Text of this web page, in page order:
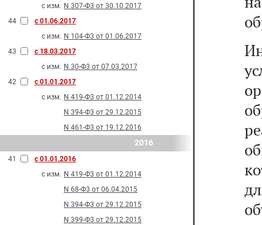
с изм. N 307-Ф3 от 30.10.2017
44
с 01.06.2017
с изм. N 104-Ф3 от 01.06.2017
43
с 18.03.2017
с изм. N 30-Ф3 от 07.03.2017
42
с 01.01.2017
с изм. N 419-Ф3 от 01.12.2014
N 394-Ф3 от 29.12.2015
N 461-Ф3 от 19.12.2016
2016
41
с 01.01.2016
с изм. N 419-Ф3 от 01.12.2014
N 68-Ф3 от 06.04.2015
N 394-Ф3 от 29.12.2015
N 399-Ф3 от 29.12.2015